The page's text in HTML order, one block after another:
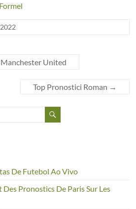
United
Top Pronostici Roman →
De Futebol Ao Vivo
Pronostics De Paris Sur Les